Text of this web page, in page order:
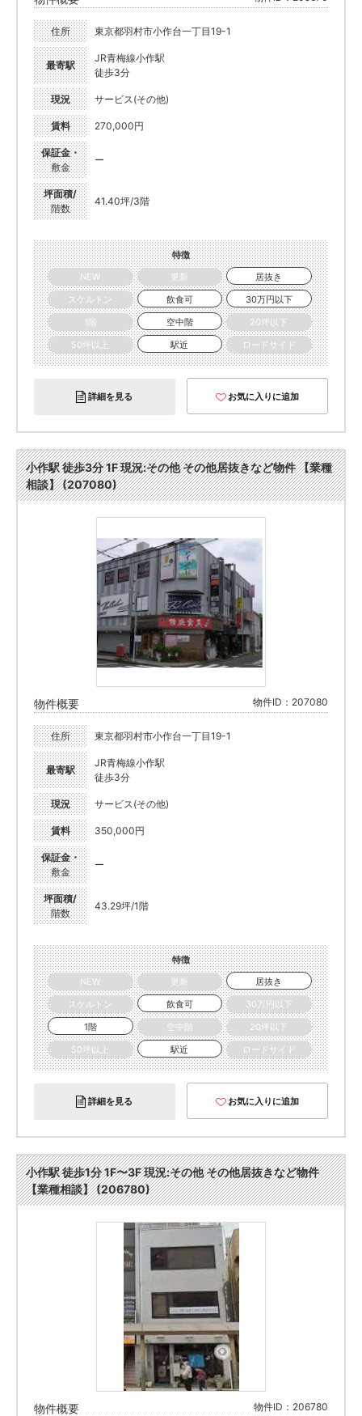
住所 東京都羽村市小作台一丁目19-1
最寄駅
JR青梅線小作駅
徒歩3分
現況 サービス(その他)
賃料 270,000円
保証金・
敷金
ー
坪面積/
階数
41.40坪/3階
特徴
NEW
更新
居抜き
スケルトン
飲食可
30万円以下
1階
空中階
20坪以下
50坪以上
駅近 ロードサイド
詳細を見る お気に入りに追加
小作駅 徒歩3分 1F 現況:その他 その他居抜きなど物件 【業種
相談】 (207080)
物件概要 物件ID：207080
住所 東京都羽村市小作台一丁目19-1
最寄駅
JR青梅線小作駅
徒歩3分
現況 サービス(その他)
賃料 350,000円
保証金・
敷金
ー
坪面積/
階数
43.29坪/1階
特徴
NEW
更新
居抜き
スケルトン
飲食可
30万円以下
1階
空中階
20坪以下
50坪以上
駅近 ロードサイド
詳細を見る お気に入りに追加
小作駅 徒歩1分 1F〜3F 現況:その他 その他居抜きなど物件
【業種相談】 (206780)
物件概要 物件ID：206780